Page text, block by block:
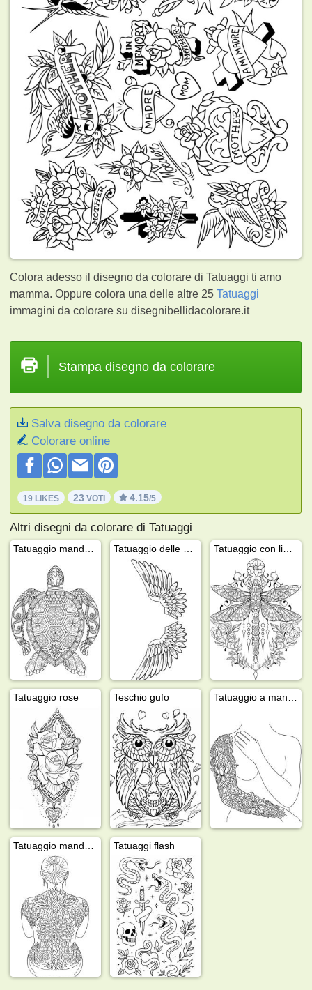
Colora adesso il disegno da colorare di Tatuaggi ti amo
mamma. Oppure colora una delle altre 25Tatuaggi
immagini da colorare su disegnibellidacolorare.it
Stampa disegno da colorare
Salva disegno da colorare
Colorare online
19 LIKES 23 VOTI 4.15/5
Altri disegni da colorare di Tatuaggi
Tatuaggio rose Teschio gufo
Tatuaggi flash